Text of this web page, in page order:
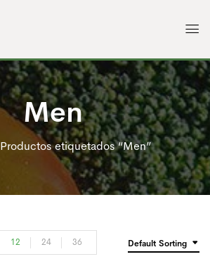
Men
Productos etiquetados “Men”
Default Sorting
12 24 36